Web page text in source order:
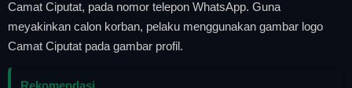
Camat Ciputat, pada nomor telepon WhatsApp. Guna
meyakinkan calon korban, pelaku menggunakan gambar logo
Camat Ciputat pada gambar profil.
Rekomendasi